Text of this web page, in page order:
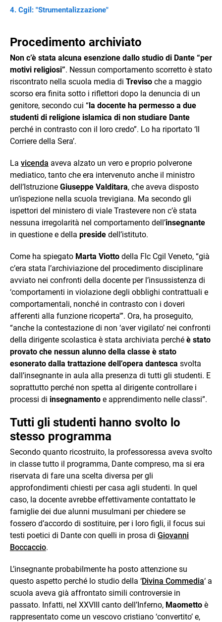
Cgil: "Strumentalizzazione"
Procedimento archiviato
Non c’è stata alcuna esenzione dallo studio di Dante “per
motivi religiosi”. Nessun comportamento scorretto è stato
riscontrato nella scuola media di Treviso che a maggio
scorso era finita sotto i riflettori dopo la denuncia di un
genitore, secondo cui “la docente ha permesso a due
studenti di religione islamica di non studiare Dante
perché in contrasto con il loro credo”. Lo ha riportato ‘Il
Corriere della Sera’.
La vicenda aveva alzato un vero e proprio polverone
mediatico, tanto che era intervenuto anche il ministro
dell’Istruzione Giuseppe Valditara, che aveva disposto
un’ispezione nella scuola trevigiana. Ma secondo gli
ispettori del ministero di viale Trastevere non c’è stata
nessuna irregolarità nel comportamento dell’insegnante
in questione e della preside dell’istituto.
Come ha spiegato Marta Viotto della Flc Cgil Veneto, “già
c’era stata l’archiviazione del procedimento disciplinare
avviato nei confronti della docente per l’insussistenza di
‘comportamenti in violazione degli obblighi contrattuali e
comportamentali, nonché in contrasto con i doveri
afferenti alla funzione ricoperta'”. Ora, ha proseguito,
“anche la contestazione di non ‘aver vigilato’ nei confronti
della dirigente scolastica è stata archiviata perché è stato
provato che nessun alunno della classe è stato
esonerato dalla trattazione dell’opera dantesca svolta
dall’insegnante in aula alla presenza di tutti gli studenti. E
soprattutto perché non spetta al dirigente controllare i
processi di insegnamento e apprendimento nelle classi”.
Tutti gli studenti hanno svolto lo
stesso programma
Secondo quanto ricostruito, la professoressa aveva svolto
in classe tutto il programma, Dante compreso, ma si era
riservata di fare una scelta diversa per gli
approfondimenti chiesti per casa agli studenti. In quel
caso, la docente avrebbe effettivamente contattato le
famiglie dei due alunni musulmani per chiedere se
fossero d’accordo di sostituire, per i loro figli, il focus sui
testi poetici di Dante con quelli in prosa di Giovanni
Boccaccio.
L’insegnante probabilmente ha posto attenzione su
questo aspetto perché lo studio della ‘Divina Commedia‘ a
scuola aveva già affrontato simili controversie in
passato. Infatti, nel XXVIII canto dell’Inferno, Maometto è
rappresentato come un vescovo cristiano ‘convertito’ e,